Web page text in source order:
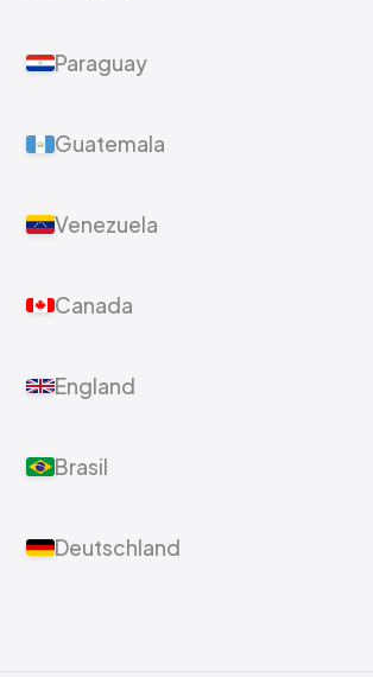
Paraguay
Guatemala
Venezuela
Canada
England
Brasil
Deutschland